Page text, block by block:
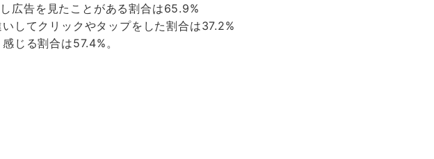
広告を見たことがある割合は65.9%
してクリックやタップをした割合は37.2%
じる割合は57.4%。